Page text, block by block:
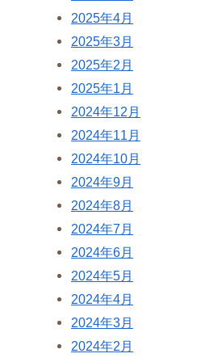
2025年4月
2025年3月
2025年2月
2025年1月
2024年12月
2024年11月
2024年10月
2024年9月
2024年8月
2024年7月
2024年6月
2024年5月
2024年4月
2024年3月
2024年2月